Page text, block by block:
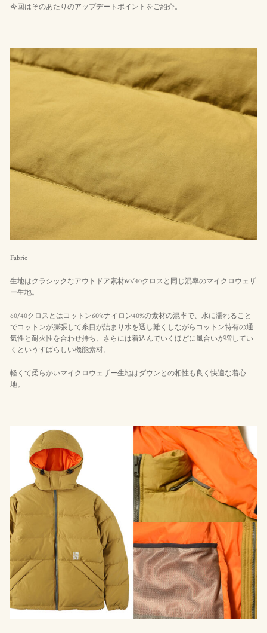
今回はそのあたりのアップデートポイントをご紹介。
Fabric
生地はクラシックなアウトドア素材60/40クロスと同じ混率のマイクロウェザ
ー生地。
60/40クロスとはコットン60%ナイロン40%の素材の混率で、水に濡れること
でコットンが膨張して糸目が詰まり水を透し難くしながらコットン特有の通
気性と耐火性を合わせ持ち、さらには着込んでいくほどに風合いが増してい
くというすばらしい機能素材。
軽くて柔らかいマイクロウェザー生地はダウンとの相性も良く快適な着心
地。